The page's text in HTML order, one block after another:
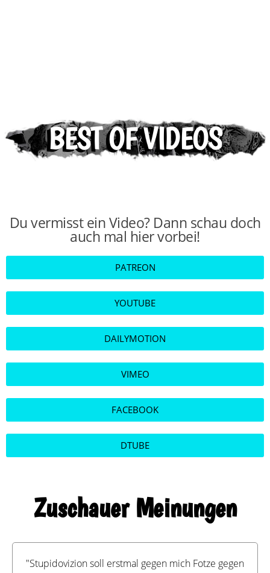
BEST OF VIDEOS
Du vermisst ein Video? Dann schau doch
auch mal hier vorbei!
PATREON
YOUTUBE
DAILYMOTION
VIMEO
FACEBOOK
DTUBE
Zuschauer Meinungen
"Stupidovizion soll erstmal gegen mich Fotze gegen